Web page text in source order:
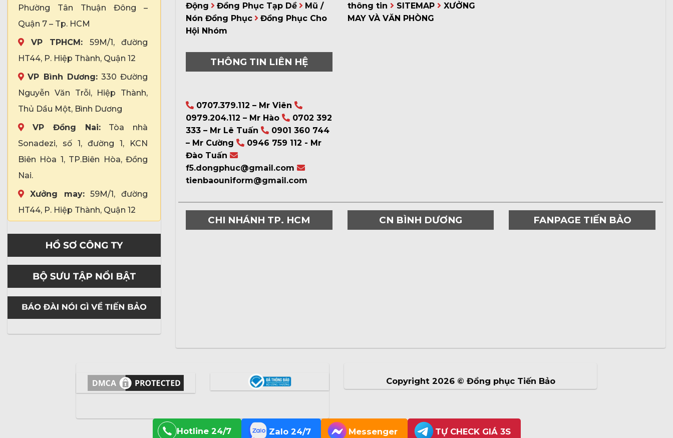
Phường Tân Thuận Đông –
Quận 7 – Tp. HCM
VP TPHCM: 59M/1, đường
HT44, P. Hiệp Thành, Quận 12
VP Bình Dương:330 Đường
Nguyễn Văn Trỗi, Hiệp Thành,
Thủ Dầu Một, Bình Dương
VP Đồng Nai:Tòa nhà
Sonadezi, số 1, đường 1, KCN
Biên Hòa 1, TP.Biên Hòa, Đồng
Nai.
Xưởng may:59M/1, đường
HT44, P. Hiệp Thành, Quận 12
Động
Đồng Phục Tạp Dề
Mũ /
Nón Đồng Phục
Đồng Phục Cho
Hội Nhóm
thông tin
SITEMAP
XƯỞNG
MAY VÀ VĂN PHÒNG
THÔNG TIN LIÊN HỆ
0707.379.112 – Mr Viên
0979.204.112 – Mr Hào
0702 392
333 – Mr Lê Tuấn
0901 360 744
– Mr Cường
0946 759 112 - Mr
Đào Tuấn
f5.dongphuc@gmail.com
tienbaouniform@gmail.com
CHI NHÁNH TP. HCM CN BÌNH DƯƠNG FANPAGE TIẾN BẢO
Copyright 2026 © Đồng phục Tiến Bảo
Hotline 24/7 Zalo 24/7 Messenger TỰ CHECK GIÁ 3S